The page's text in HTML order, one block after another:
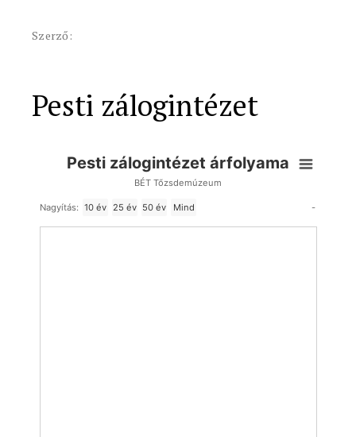
Szerző:
Pesti zálogintézet
Pesti zálogintézet árfolyama
BÉT Tőzsdemúzeum
Nagyítás: 10 év 25 év 50 év Mind -